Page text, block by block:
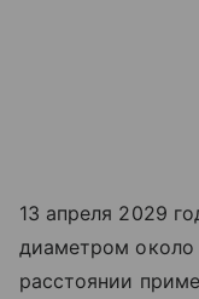
13 апреля 2029
диаметром
расстоянии